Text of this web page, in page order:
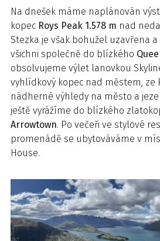
Na dnešek máme naplánován
kopec Roys Peak 1.578 m nad
Stezka je však bohužel uzavřena
všichni společně do blízkého
obsolvujeme výlet lanovkou
vyhlídkový kopec nad městem, ze
nádherné výhledy na město a
ještě vyrážíme do blízkého
Arrowtown. Po večeři ve stylové
promenádě se ubytováváme v
House.